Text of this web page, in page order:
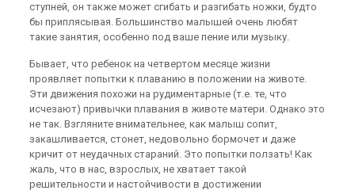
ступней, он также может сгибать и разгибать ножки, будто
бы приплясывая. Большинство малышей очень любят
такие занятия, особенно под ваше пение или музыку.
Бывает, что ребенок на четвертом месяце жизни
проявляет попытки к плаванию в положении на животе.
Эти движения похожи на рудиментарные (т.е. те, что
исчезают) привычки плавания в животе матери. Однако это
не так. Взгляните внимательнее, как малыш сопит,
закашливается, стонет, недовольно бормочет и даже
кричит от неудачных стараний. Это попытки ползать! Как
жаль, что в нас, взрослых, не хватает такой
решительности и настойчивости в достижении